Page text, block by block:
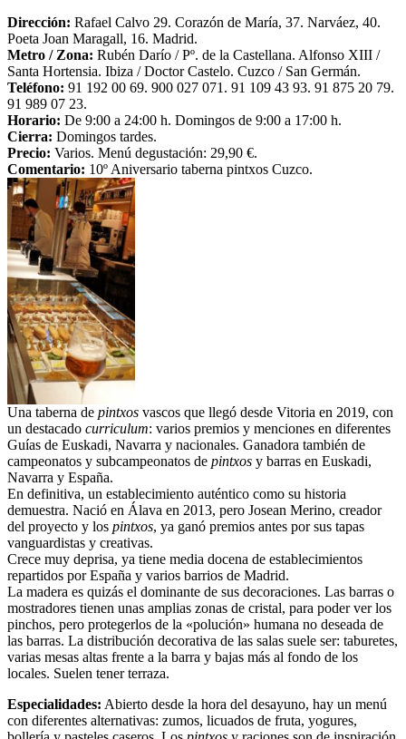
Dirección: Rafael Calvo 29. Corazón de María, 37. Narváez, 40.
Poeta Joan Maragall, 16. Madrid.
Metro / Zona: Rubén Darío / Pº. de la Castellana. Alfonso XIII /
Santa Hortensia. Ibiza / Doctor Castelo. Cuzco / San Germán.
Teléfono: 91 192 00 69. 900 027 071. 91 109 43 93. 91 875 20 79.
91 989 07 23.
Horario: De 9:00 a 24:00 h. Domingos de 9:00 a 17:00 h.
Cierra: Domingos tardes.
Precio: Varios. Menú degustación: 29,90 €.
Comentario: 10º Aniversario taberna pintxos Cuzco.
Una taberna de pintxos vascos que llegó desde Vitoria en 2019, con
un destacado curriculum: varios premios y menciones en diferentes
Guías de Euskadi, Navarra y nacionales. Ganadora también de
campeonatos y subcampeonatos de pintxos y barras en Euskadi,
Navarra y España.
En definitiva, un establecimiento auténtico como su historia
demuestra. Nació en Álava en 2013, pero Josean Merino, creador
del proyecto y los pintxos, ya ganó premios antes por sus tapas
vanguardistas y creativas.
Crece muy deprisa, ya tiene media docena de establecimientos
repartidos por España y varios barrios de Madrid.
La madera es quizás el dominante de sus decoraciones. Las barras o
mostradores tienen unas amplias zonas de cristal, para poder ver los
pinchos, pero protegerlos de la «polución» humana no deseada de
las barras. La distribución decorativa de las salas suele ser: taburetes,
varias mesas altas frente a la barra y bajas más al fondo de los
locales. Suelen tener terraza.
Especialidades: Abierto desde la hora del desayuno, hay un menú
con diferentes alternativas: zumos, licuados de fruta, yogures,